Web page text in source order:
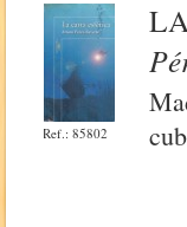
Ref.: 85802